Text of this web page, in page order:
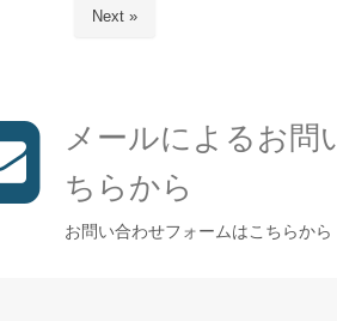
Next »
メールによるお問
ちらから
お問い合わせフォームはこちらから